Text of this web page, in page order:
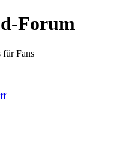
Forum
für Fans